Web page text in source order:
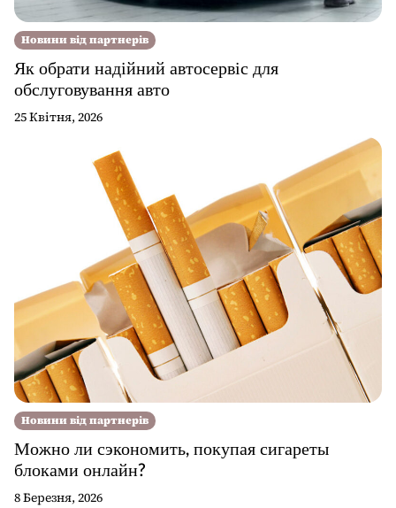
Новини від партнерів
Як обрати надійний автосервіс для
обслуговування авто
25 Квітня, 2026
Новини від партнерів
Можно ли сэкономить, покупая сигареты
блоками онлайн?
8 Березня, 2026